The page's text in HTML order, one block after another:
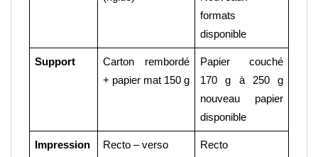
formats
disponible
Support
Carton rembordé
+ papier mat 150 g
Papier couché
170 g à 250 g
nouveau papier
disponible
Impression Recto – verso
Recto